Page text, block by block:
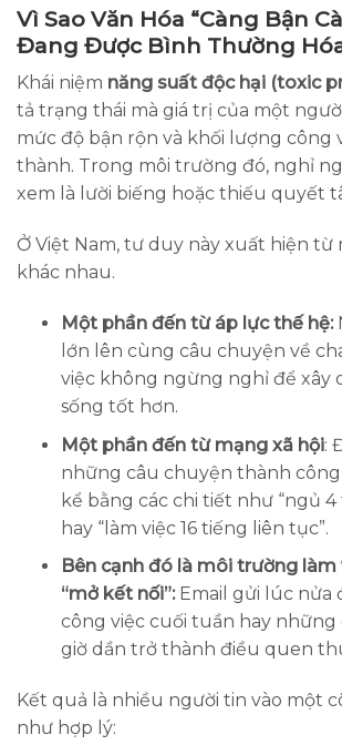
Vì Sao Văn Hóa “Càng Bận
Đang Được Bình Thường
Khái niệm năng suất độc hại (toxic
tả trạng thái mà giá trị của một
mức độ bận rộn và khối lượng công
thành. Trong môi trường đó, nghỉ
xem là lười biếng hoặc thiếu quyết
Ở Việt Nam, tư duy này xuất hiện
khác nhau.
Một phần đến từ áp lực thế hệ:
lớn lên cùng câu chuyện về
việc không ngừng nghỉ để xây
sống tốt hơn.
Một phần đến từ mạng xã hội:
những câu chuyện thành
kể bằng các chi tiết như “ngủ 4
hay “làm việc 16 tiếng liên tục”.
Bên cạnh đó là môi trường làm
“mở kết nối”:Email gửi lúc nửa
công việc cuối tuần hay những
giờ dần trở thành điều quen
Kết quả là nhiều người tin vào một
như hợp lý: